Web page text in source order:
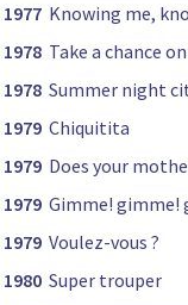
1977 Knowing me,
1978 Take a chance
1978 Summer night
1979 Chiquitita
1979 Does your
1979 Gimme! gimme!
1979 Voulez-vous ?
1980 Super trouper